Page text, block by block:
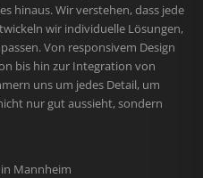
hinaus. Wir verstehen, dass jede
wir individuelle Lösungen,
Von responsivem Design
bis hin zur Integration von
uns um jedes Detail, um
nur gut aussieht, sondern
Mannheim